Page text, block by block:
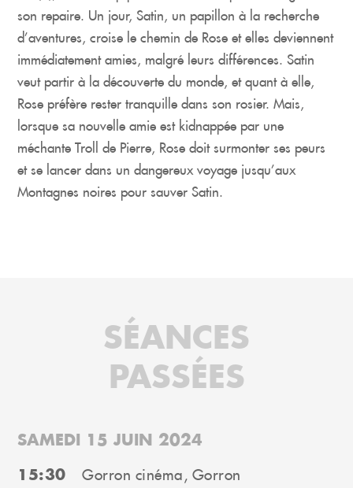
son repaire. Un jour, Satin, un papillon à la recherche
d’aventures, croise le chemin de Rose et elles deviennent
immédiatement amies, malgré leurs différences. Satin
veut partir à la découverte du monde, et quant à elle,
Rose préfère rester tranquille dans son rosier. Mais,
lorsque sa nouvelle amie est kidnappée par une
méchante Troll de Pierre, Rose doit surmonter ses peurs
et se lancer dans un dangereux voyage jusqu’aux
Montagnes noires pour sauver Satin.
SÉANCES
PASSÉES
SAMEDI 15 JUIN 2024
15:30 Gorron cinéma, Gorron